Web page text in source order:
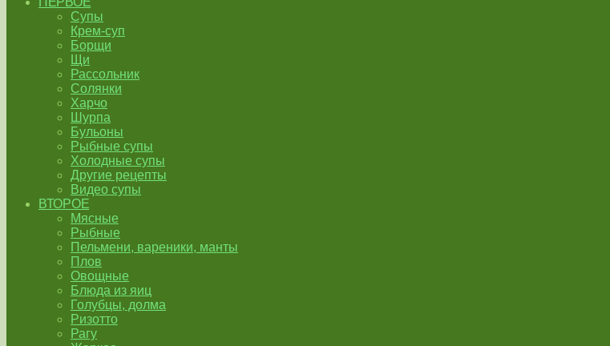
Супы
Крем-суп
Борщи
Щи
Рассольник
Солянки
Харчо
Шурпа
Бульоны
Рыбные супы
Холодные супы
Другие рецепты
Видео супы
ВТОРОЕ
Мясные
Рыбные
Пельмени, вареники, манты
Плов
Овощные
Блюда из яиц
Голубцы, долма
Ризотто
Рагу